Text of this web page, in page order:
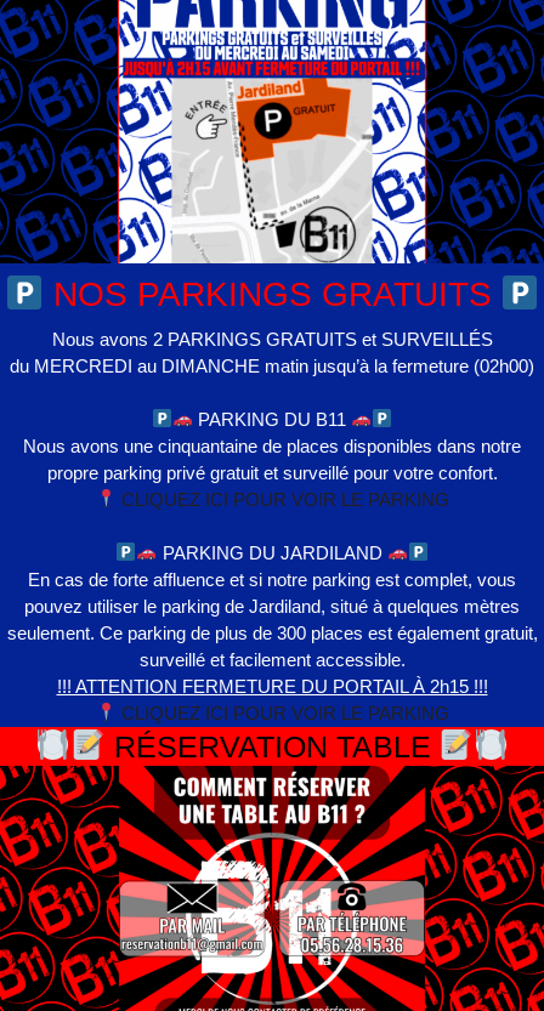
NOS PARKINGS GRATUITS
Nous avons 2 PARKINGS GRATUITS et SURVEILLÉS
du MERCREDI au DIMANCHE matin jusqu’à la fermeture (02h00)
PARKING DU B11
Nous avons une cinquantaine de places disponibles dans notre
propre parking privé gratuit et surveillé pour votre confort.
CLIQUEZ ICI POUR VOIR LE PARKING
PARKING DU JARDILAND
En cas de forte affluence et si notre parking est complet, vous
pouvez utiliser le parking de Jardiland, situé à quelques mètres
seulement. Ce parking de plus de 300 places est également gratuit,
surveillé et facilement accessible.
!!! ATTENTION FERMETURE DU PORTAIL À 2h15 !!!
CLIQUEZ ICI POUR VOIR LE PARKING
RÉSERVATION TABLE